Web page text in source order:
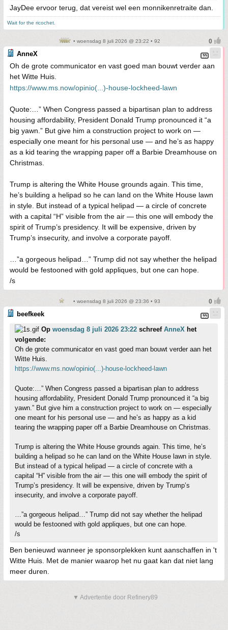
JayDee ervoor terug, dat vereist wel een monnikenretraite dan.
Wait for the ricochet.
• woensdag 8 juli 2026 @ 23:22 • 92
AnneX
Oh de grote communicator en vast goed man bouwt verder aan
het Witte Huis.
https://www.ms.now/opinio(...)-house-lockheed-lawn
Quote:…” When Congress passed a bipartisan plan to address
housing affordability, President Donald Trump pronounced it “a
big yawn.” But give him a construction project to work on —
especially one meant for his personal use — and he’s as happy
as a kid tearing the wrapping paper off a Barbie Dreamhouse on
Christmas.
Trump is altering the White House grounds again. This time,
he’s building a helipad so he can land on the White House lawn
in style. But instead of a typical helipad — a circle of concrete
with a capital “H” visible from the air — this one will embody the
spirit of Trump’s presidency. It will be expensive, driven by
Trump’s insecurity, and involve a corporate payoff.
…”a gorgeous helipad…” Trump did not say whether the helipad
would be festooned with gold appliques, but one can hope.
/s
• woensdag 8 juli 2026 @ 23:36 • 93
beefkeek
Op woensdag 8 juli 2026 23:22 schreef AnneX het
volgende:
Oh de grote communicator en vast goed man bouwt verder aan het
Witte Huis.
https://www.ms.now/opinio(...)-house-lockheed-lawn
Quote:…” When Congress passed a bipartisan plan to address
housing affordability, President Donald Trump pronounced it “a big
yawn.” But give him a construction project to work on — especially
one meant for his personal use — and he’s as happy as a kid
tearing the wrapping paper off a Barbie Dreamhouse on Christmas.
Trump is altering the White House grounds again. This time, he’s
building a helipad so he can land on the White House lawn in style.
But instead of a typical helipad — a circle of concrete with a
capital “H” visible from the air — this one will embody the spirit of
Trump’s presidency. It will be expensive, driven by Trump’s
insecurity, and involve a corporate payoff.
…”a gorgeous helipad…” Trump did not say whether the helipad
would be festooned with gold appliques, but one can hope.
/s
Ben benieuwd wanneer je sponsorplekken kunt aanschaffen in 't
Witte Huis. Met de manier waarop het nu gaat kan dat niet lang
meer duren.
▼ Advertentie door Refinery89